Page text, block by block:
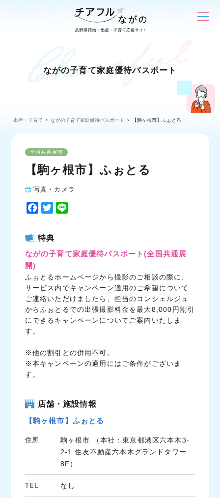
ながの子育て家庭優待パスポート
出産・子育て ながの子育て家庭優待パスポート 【駒ヶ根市】ふぉとる
全国共通展開
【駒ヶ根市】ふぉとる
写真・カメラ
F
e
b
o
k
T
t
t
r
特典
ながの子育て家庭優待パスポート(全国共通展
開)
ふぉとるホームページから撮影のご相談の際に、
サービス内でキャンペーン適用のご希望について
ご連絡いただけましたら、担当のコンシェルジュ
からふぉとるでの出張撮影料金を最大8,000円割引
にできるキャンペーンについてご案内いたしま
す。
※他の割引との併用不可。
※本キャンペーンの適用にはご条件がございま
す。
店舗・施設情報
【駒ヶ根市】ふぉとる
住所
駒ヶ根市 （本社：東京都港区六本木3-
2-1 住友不動産六本木グランドタワー
8F）
TEL なし